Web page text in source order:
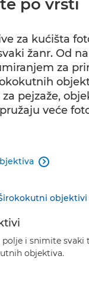
po vrsti
za kućišta
žanr. Od
za
pejzaže,
veće

i snimite svaki
objektiva.